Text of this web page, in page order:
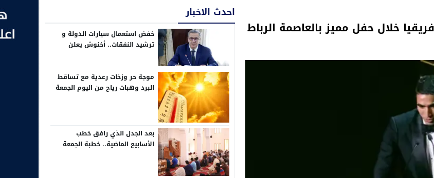
خلال حفل مميز بالعاصمة الرباط
احدث الاخبار
خفض استعمال سيارات الدولة و
ترشيد النفقات.. أخنوش يعلن
موجة حر وزخات رعدية مع تساقط
البرد وهبات رياح من اليوم الجمعة
بعد الجدل الذي رافق خطب
الأسابيع الماضية.. خطبة الجمعة